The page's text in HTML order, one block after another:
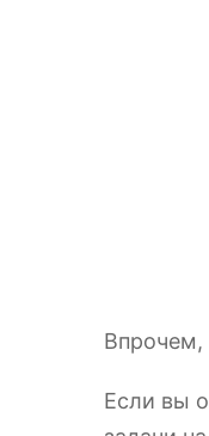
Впрочем,
Если вы